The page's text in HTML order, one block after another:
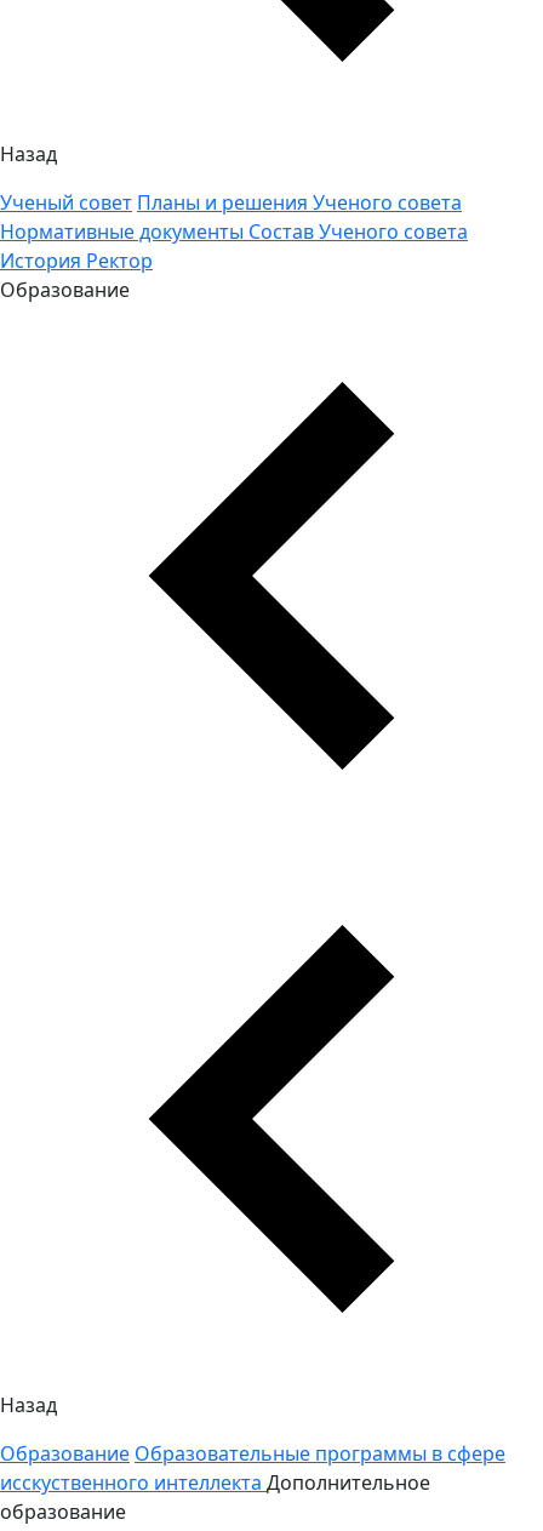
Назад
Ученый совет Планы и решения Ученого совета
Нормативные документы Состав Ученого совета
История Ректор
Образование
Назад
Образование Образовательные программы в сфере
исскуственного интеллекта Дополнительное
образование